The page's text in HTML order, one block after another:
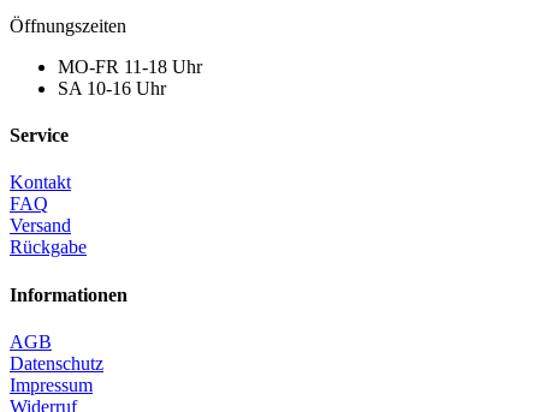
Öffnungszeiten
MO-FR 11-18 Uhr
SA 10-16 Uhr
Service
Kontakt
FAQ
Versand
Rückgabe
Informationen
AGB
Datenschutz
Impressum
Widerruf